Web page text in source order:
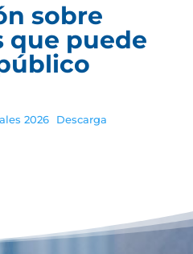
sobre
que puede
2026 Descarga